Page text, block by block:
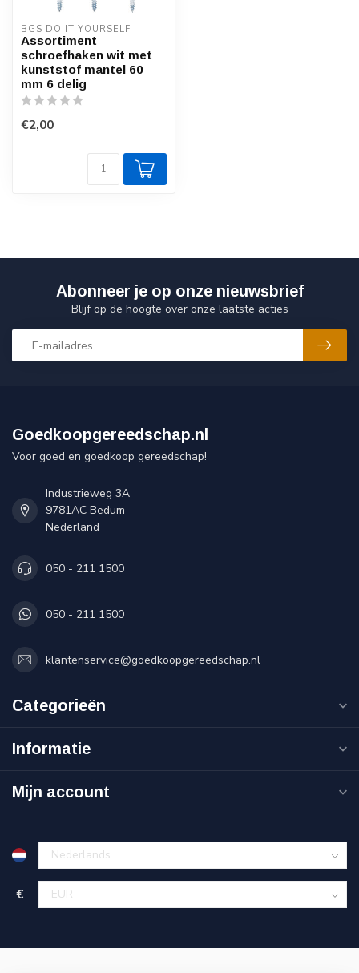
BGS DO IT YOURSELF
Assortiment
schroefhaken wit met
kunststof mantel 60
mm 6 delig
€2,00
Abonneer je op onze nieuwsbrief
Blijf op de hoogte over onze laatste acties
Goedkoopgereedschap.nl
Voor goed en goedkoop gereedschap!
Industrieweg 3A
9781AC Bedum
Nederland
050 - 211 1500
050 - 211 1500
klantenservice@goedkoopgereedschap.nl
Categorieën
Informatie
Mijn account
€